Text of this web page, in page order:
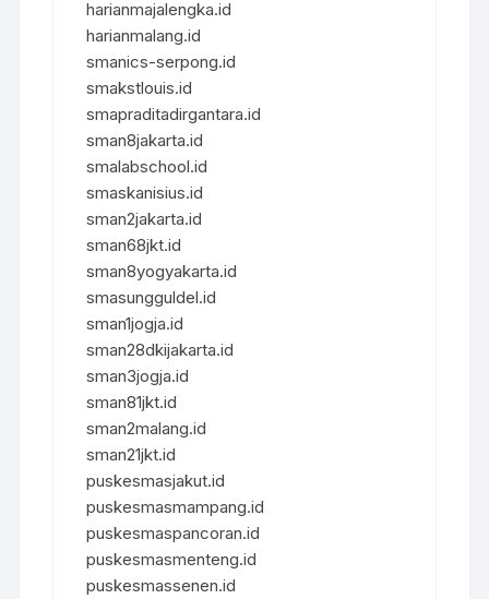
harianmajalengka.id
harianmalang.id
smanics-serpong.id
smakstlouis.id
smapraditadirgantara.id
sman8jakarta.id
smalabschool.id
smaskanisius.id
sman2jakarta.id
sman68jkt.id
sman8yogyakarta.id
smasungguldel.id
sman1jogja.id
sman28dkijakarta.id
sman3jogja.id
sman81jkt.id
sman2malang.id
sman21jkt.id
puskesmasjakut.id
puskesmasmampang.id
puskesmaspancoran.id
puskesmasmenteng.id
puskesmassenen.id